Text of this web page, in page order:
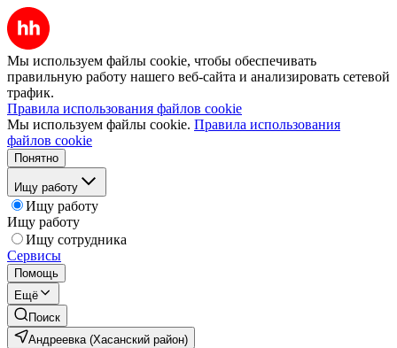
Мы используем файлы cookie, чтобы обеспечивать
правильную работу нашего веб-сайта и анализировать сетевой
трафик.
Правила использования файлов cookie
Мы используем файлы cookie. Правила использования
файлов cookie
Понятно
Ищу работу
Ищу работу
Ищу работу
Ищу сотрудника
Сервисы
Помощь
Ещё
Поиск
Андреевка (Хасанский район)